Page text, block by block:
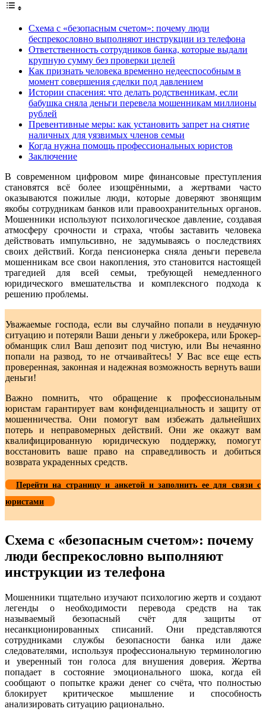
Схема с «безопасным счетом»: почему люди
беспрекословно выполняют инструкции из телефона
Ответственность сотрудников банка, которые выдали
крупную сумму без проверки целей
Как признать человека временно недееспособным в
момент совершения сделки под давлением
Истории спасения: что делать родственникам, если
бабушка сняла деньги перевела мошенникам миллионы
рублей
Превентивные меры: как установить запрет на снятие
наличных для уязвимых членов семьи
Когда нужна помощь профессиональных юристов
Заключение
В современном цифровом мире финансовые преступления
становятся всё более изощрёнными, а жертвами часто
оказываются пожилые люди, которые доверяют звонящим
якобы сотрудникам банков или правоохранительных органов.
Мошенники используют психологическое давление, создавая
атмосферу срочности и страха, чтобы заставить человека
действовать импульсивно, не задумываясь о последствиях
своих действий. Когда пенсионерка сняла деньги перевела
мошенникам все свои накопления, это становится настоящей
трагедией для всей семьи, требующей немедленного
юридического вмешательства и комплексного подхода к
решению проблемы.
Уважаемые господа, если вы случайно попали в неудачную
ситуацию и потеряли Ваши деньги у лжеброкера, или Брокер-
обманщик слил Ваш депозит под чистую, или Вы нечаянно
попали на развод, то не отчаивайтесь! У Вас все еще есть
проверенная, законная и надежная возможность вернуть ваши
деньги!
Важно помнить, что обращение к профессиональным
юристам гарантирует вам конфиденциальность и защиту от
мошенничества. Они помогут вам избежать дальнейших
потерь и неправомерных действий. Они же окажут вам
квалифицированную юридическую поддержку, помогут
восстановить ваше право на справедливость и добиться
возврата украденных средств.
Перейти на страницу и анкетой и заполнить ее для связи с
юристами
Схема с «безопасным счетом»: почему
люди беспрекословно выполняют
инструкции из телефона
Мошенники тщательно изучают психологию жертв и создают
легенды о необходимости перевода средств на так
называемый безопасный счёт для защиты от
несанкционированных списаний. Они представляются
сотрудниками службы безопасности банка или даже
следователями, используя профессиональную терминологию
и уверенный тон голоса для внушения доверия. Жертва
попадает в состояние эмоционального шока, когда ей
сообщают о попытке кражи денег со счёта, что полностью
блокирует критическое мышление и способность
анализировать ситуацию рационально.